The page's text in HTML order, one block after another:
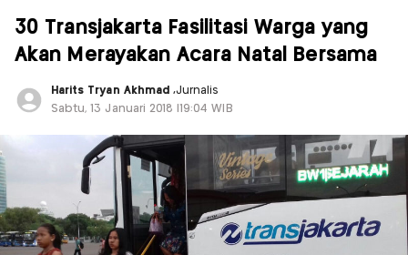
30 Transjakarta Fasilitasi Warga yang
Akan Merayakan Acara Natal Bersama
Harits Tryan Akhmad ,Jurnalis
Sabtu, 13 Januari 2018 |19:04 WIB